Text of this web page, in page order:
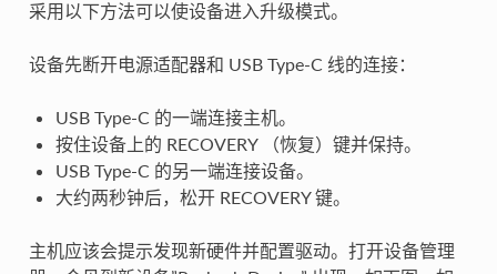
采用以下方法可以使设备进入升级模式。
设备先断开电源适配器和 USB Type-C 线的连接：
USB Type-C 的一端连接主机。
按住设备上的 RECOVERY （恢复）键并保持。
USB Type-C 的另一端连接设备。
大约两秒钟后，松开 RECOVERY 键。
主机应该会提示发现新硬件并配置驱动。打开设备管理